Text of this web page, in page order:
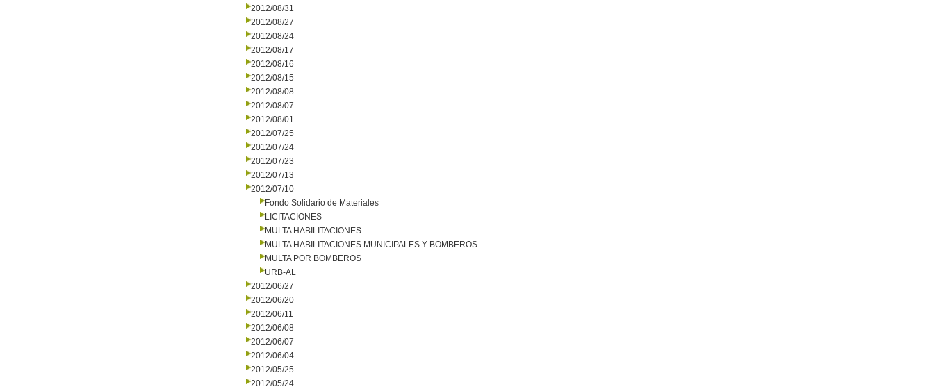
2012/08/31
2012/08/27
2012/08/24
2012/08/17
2012/08/16
2012/08/15
2012/08/08
2012/08/07
2012/08/01
2012/07/25
2012/07/24
2012/07/23
2012/07/13
2012/07/10
Fondo Solidario de Materiales
LICITACIONES
MULTA HABILITACIONES
MULTA HABILITACIONES MUNICIPALES Y BOMBEROS
MULTA POR BOMBEROS
URB-AL
2012/06/27
2012/06/20
2012/06/11
2012/06/08
2012/06/07
2012/06/04
2012/05/25
2012/05/24